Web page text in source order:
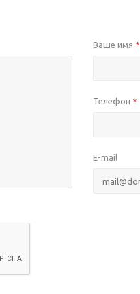
Ваше имя *
Телефон *
E-mail